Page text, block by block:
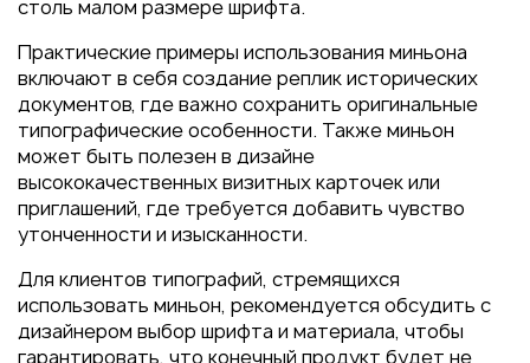
столь малом размере шрифта.
Практические примеры использования миньона
включают в себя создание реплик исторических
документов, где важно сохранить оригинальные
типографические особенности. Также миньон
может быть полезен в дизайне
высококачественных визитных карточек или
приглашений, где требуется добавить чувство
утонченности и изысканности.
Для клиентов типографий, стремящихся
использовать миньон, рекомендуется обсудить с
дизайнером выбор шрифта и материала, чтобы
гарантировать, что конечный продукт будет не